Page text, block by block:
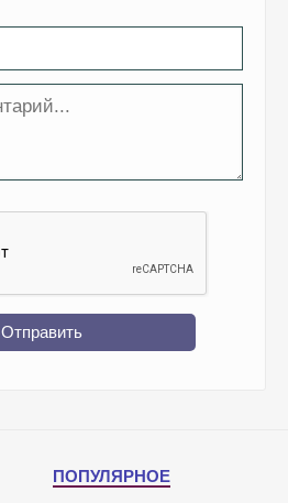
Отправить
ПОПУЛЯРНОЕ